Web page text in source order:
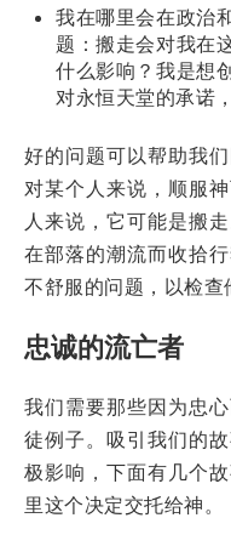
我在哪里会在政治
题：搬走会对我在
什么影响？我是想
对永恒天堂的承诺
好的问题可以帮助我
对某个人来说，顺服
人来说，它可能是搬
在部落的潮流而收拾
不舒服的问题，以检查
忠诚的流亡者
我们需要那些因为忠
徒例子。吸引我们的
极影响，下面有几个
里这个决定交托给神。